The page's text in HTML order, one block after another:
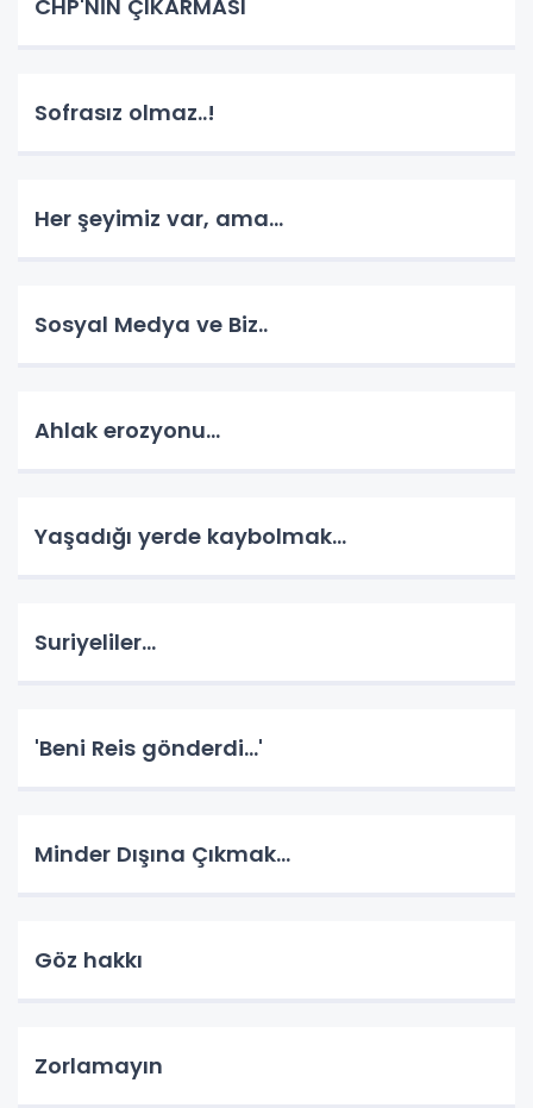
CHP'NİN ÇIKARMASI
Sofrasız olmaz..!
Her şeyimiz var, ama...
Sosyal Medya ve Biz..
Ahlak erozyonu…
Yaşadığı yerde kaybolmak…
Suriyeliler…
'Beni Reis gönderdi...'
Minder Dışına Çıkmak...
Göz hakkı
Zorlamayın